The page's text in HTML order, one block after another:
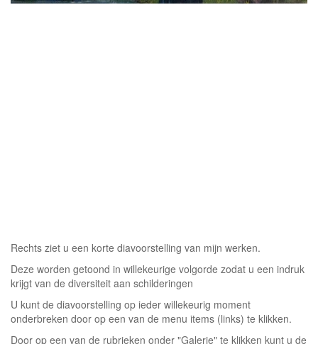
Rechts ziet u een korte diavoorstelling van mijn werken.
Deze worden getoond in willekeurige volgorde zodat u een indruk
krijgt van de diversiteit aan schilderingen
U kunt de diavoorstelling op ieder willekeurig moment
onderbreken door op een van de menu items (links) te klikken.
Door op een van de rubrieken onder "Galerie" te klikken kunt u de